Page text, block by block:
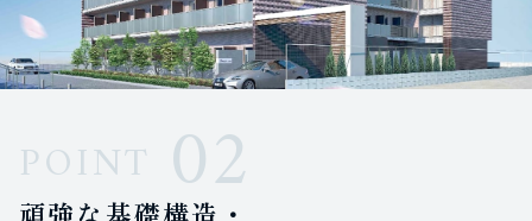
POINT 02
頑強な基礎構造・